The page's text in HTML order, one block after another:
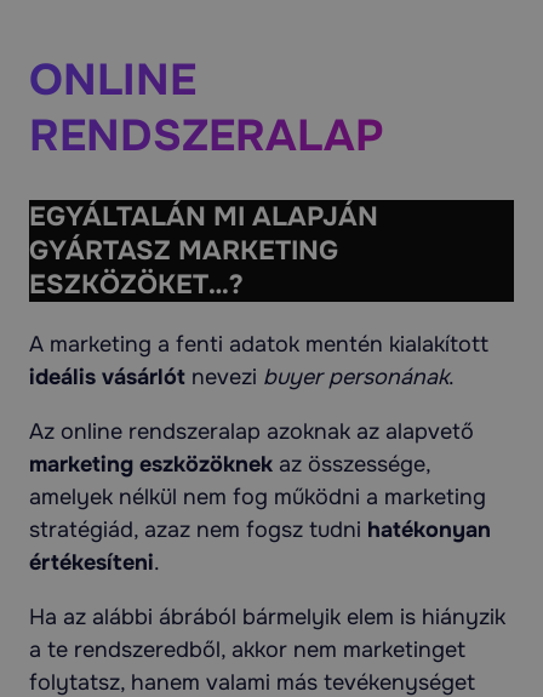
ONLINE
RENDSZERALAP
EGYÁLTALÁN MI ALAPJÁN
GYÁRTASZ MARKETING
ESZKÖZÖKET…?
A marketing a fenti adatok mentén kialakított
ideális vásárlót nevezi buyer personának.
Az online rendszeralap azoknak az alapvető
marketing eszközöknek az összessége,
amelyek nélkül nem fog működni a marketing
stratégiád, azaz nem fogsz tudni hatékonyan
értékesíteni.
Ha az alábbi ábrából bármelyik elem is hiányzik
a te rendszeredből, akkor nem marketinget
folytatsz, hanem valami más tevékenységet